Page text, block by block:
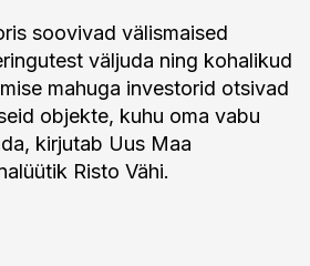
soovivad välismaised
väljuda ning kohalikud
mahuga investorid otsivad
objekte, kuhu oma vabu
kirjutab Uus Maa
Risto Vähi.